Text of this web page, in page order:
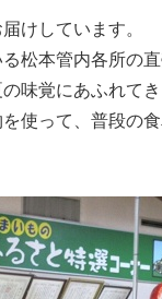
けしています。
松本管内各所の直
味覚にあふれてき
使って、普段の